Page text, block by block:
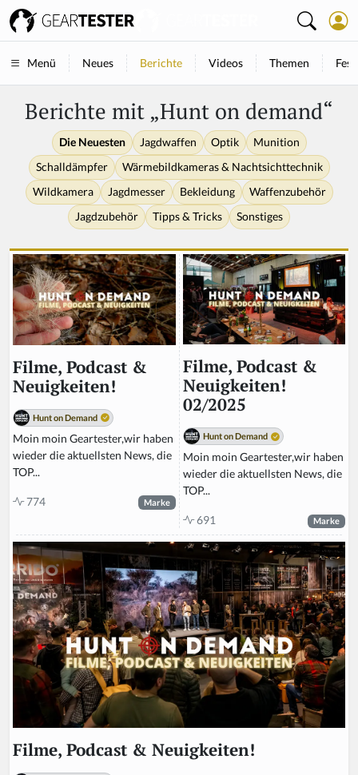
Menü Neues Berichte Videos Themen
Berichte mit „Hunt on demand“
Die Neuesten Jagdwaffen Optik
Munition
Schalldämpfer
Wärmebildkameras & Nachtsichttechnik
Wildkamera
Jagdmesser Bekleidung
Waffenzubehör
Jagdzubehör
Tipps & Tricks Sonstiges
Filme, Podcast &
Neuigkeiten!
Hunt on Demand
Moin moin Geartester,wir haben
wieder die aktuellsten News, die
TOP...
774 Marke
Filme, Podcast &
Neuigkeiten!
02/2025
Hunt on Demand
Moin moin Geartester,wir haben
wieder die aktuellsten News, die
TOP...
691 Marke
Filme, Podcast & Neuigkeiten!